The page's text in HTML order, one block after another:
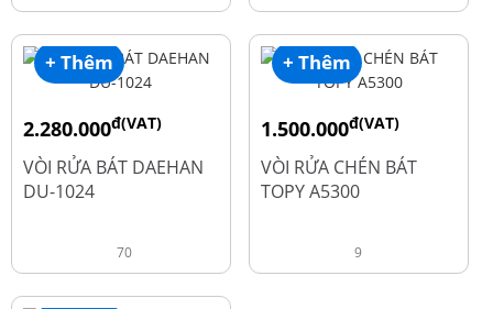
+ Thêm
2.280.000đ(VAT)
2.600.000
VÒI RỬA BÁT DAEHAN
DU-1024
70
+ Thêm
1.500.000đ(VAT)
1.990.000
VÒI RỬA CHÉN BÁT
TOPY A5300
9